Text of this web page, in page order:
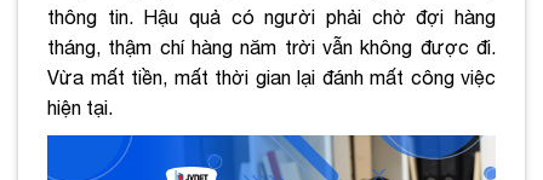
thông tin. Hậu quả có người phải chờ đợi hàng
tháng, thậm chí hàng năm trời vẫn không được đi.
Vừa mất tiền, mất thời gian lại đánh mất công việc
hiện tại.